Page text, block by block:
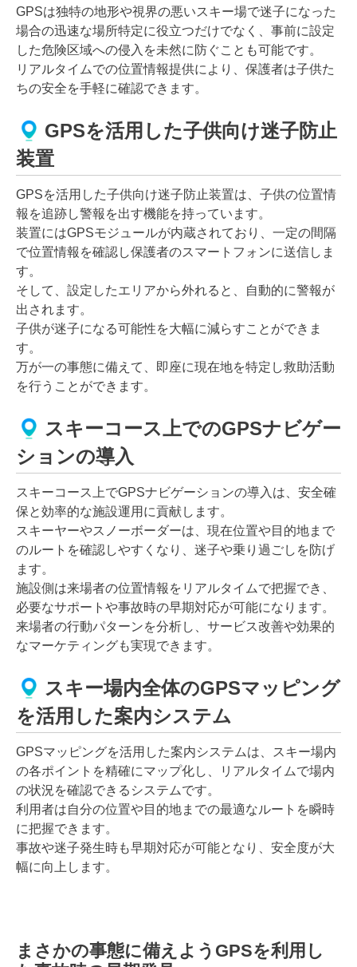
GPSは独特の地形や視界の悪いスキー場で迷子になった
場合の迅速な場所特定に役立つだけでなく、事前に設定
した危険区域への侵入を未然に防ぐことも可能です。
リアルタイムでの位置情報提供により、保護者は子供た
ちの安全を手軽に確認できます。
GPSを活用した子供向け迷子防止
装置
GPSを活用した子供向け迷子防止装置は、子供の位置情
報を追跡し警報を出す機能を持っています。
装置にはGPSモジュールが内蔵されており、一定の間隔
で位置情報を確認し保護者のスマートフォンに送信しま
す。
そして、設定したエリアから外れると、自動的に警報が
出されます。
子供が迷子になる可能性を大幅に減らすことができま
す。
万が一の事態に備えて、即座に現在地を特定し救助活動
を行うことができます。
スキーコース上でのGPSナビゲー
ションの導入
スキーコース上でGPSナビゲーションの導入は、安全確
保と効率的な施設運用に貢献します。
スキーヤーやスノーボーダーは、現在位置や目的地まで
のルートを確認しやすくなり、迷子や乗り過ごしを防げ
ます。
施設側は来場者の位置情報をリアルタイムで把握でき、
必要なサポートや事故時の早期対応が可能になります。
来場者の行動パターンを分析し、サービス改善や効果的
なマーケティングも実現できます。
スキー場内全体のGPSマッピング
を活用した案内システム
GPSマッピングを活用した案内システムは、スキー場内
の各ポイントを精確にマップ化し、リアルタイムで場内
の状況を確認できるシステムです。
利用者は自分の位置や目的地までの最適なルートを瞬時
に把握できます。
事故や迷子発生時も早期対応が可能となり、安全度が大
幅に向上します。
まさかの事態に備えようGPSを利用し